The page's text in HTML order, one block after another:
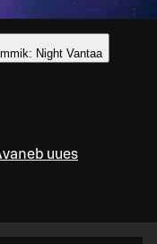
Night Vantaa
uues